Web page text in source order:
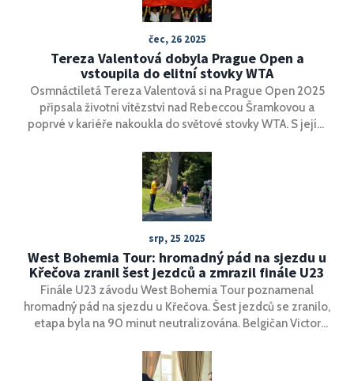
čec, 26 2025
Tereza Valentová dobyla Prague Open a
vstoupila do elitní stovky WTA
Osmnáctiletá Tereza Valentová si na Prague Open 2025
připsala životní vítězství nad Rebeccou Šramkovou a
poprvé v kariéře nakoukla do světové stovky WTA. S jejím
hvězdy ženského tenisu.
srp, 25 2025
West Bohemia Tour: hromadný pád na sjezdu u
Křečova zranil šest jezdců a zmrazil finále U23
Finále U23 závodu West Bohemia Tour poznamenal
hromadný pád na sjezdu u Křečova. Šest jezdců se zranilo,
etapa byla na 90 minut neutralizována. Belgičan Victor
Žlutý dres nakonec o pět sekund udržel Ital Federico
Savino, etapu vyhrál Alfredo Bueno. V závěru došlo ještě k